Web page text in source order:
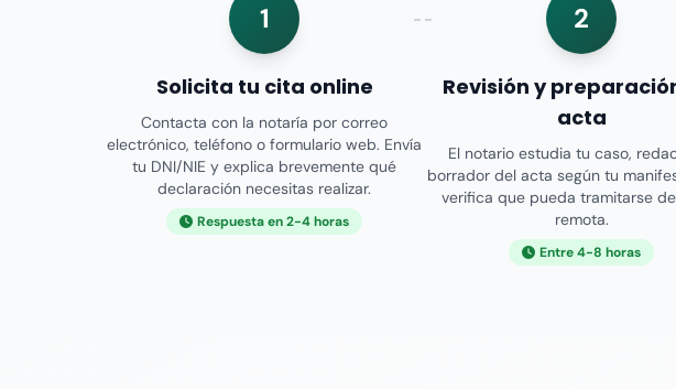
1
Solicita tu cita online
Contacta con la notaría por correo
electrónico, teléfono o formulario web. Envía
tu DNI/NIE y explica brevemente qué
declaración necesitas realizar.
Respuesta en 2-4 horas
2
Revisión y
acta
El notario estudia tu caso,
borrador del acta según tu
verifica que pueda tramitarse
remota.
Entre 4-8 horas